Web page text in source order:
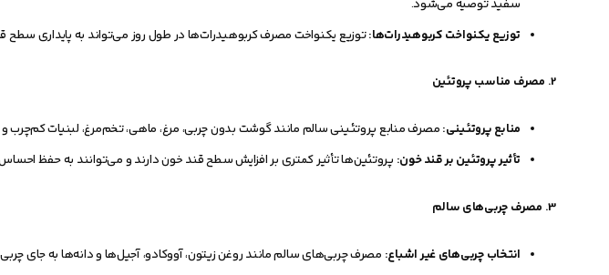
سفید توصیه می‌شود.
توزیع یکنواخت کربوهیدرات‌ها:توزیع یکنواخت مصرف کربوهیدرات‌ها در طول روز می‌تواند به پایداری
2. مصرف مناسب پروتئین
منابع پروتئینی:مصرف منابع پروتئینی سالم مانند گوشت بدون چربی، مرغ، ماهی، تخم‌مرغ، لبنیات
تأثیر پروتئین بر قند خون: پروتئین‌ها تأثیر کمتری بر افزایش سطح قند خون دارند و می‌توانند به حفظ
3. مصرف چربی‌های سالم
انتخاب چربی‌های غیر اشباع: مصرف چربی‌های سالم مانند روغن زیتون، آووکادو، آجیل‌ها و دانه‌ها به جای